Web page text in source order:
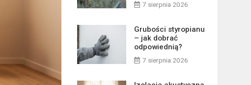
7 sierpnia 2026
Grubości styropianu
– jak dobrać
odpowiednią?
7 sierpnia 2026